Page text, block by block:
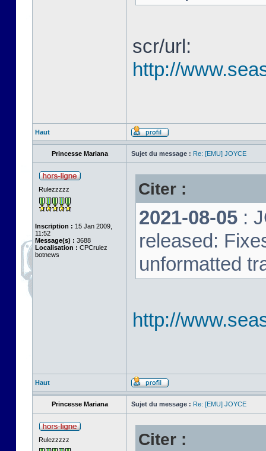
scr/url:
http://
Haut
Princesse Mariana Sujet du message : Re: [EMU] JOYCE
Rulezzzzz
Inscription : 15 Jan 2009,
11:52
Message(s) : 3688
Localisation : CPCrulez
botnews
Citer :
2021-08-05 :
released:
unformatted
http://
Haut
Princesse Mariana Sujet du message : Re: [EMU] JOYCE
Rulezzzzz Citer :